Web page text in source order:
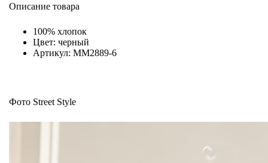
Описание товара
100% хлопок
Цвет: черный
Артикул: MM2889-6
Фото Street Style